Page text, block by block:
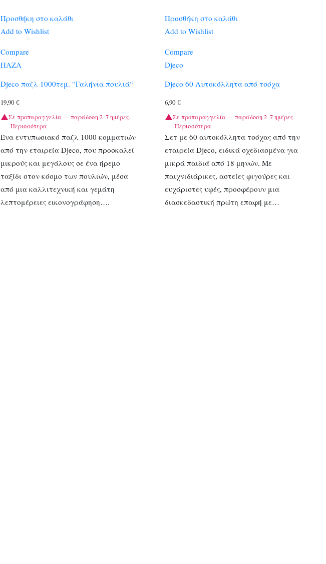
Προσθήκη στο καλάθι
Add to Wishlist
Compare
ΠΑΖΛ
Djeco παζλ 1000τεμ. “Γαλήνια πουλιά“
19,90 €
Σε προπαραγγελία — παράδοση 2–7 ημέρες.
Περισσότερα
Ένα εντυπωσιακό παζλ 1000 κομματιών
από την εταιρεία Djeco, που προσκαλεί
μικρούς και μεγάλους σε ένα ήρεμο
ταξίδι στον κόσμο των πουλιών, μέσα
από μια καλλιτεχνική και γεμάτη
λεπτομέρειες εικονογράφηση….
Προσθήκη στο καλάθι
Add to Wishlist
Compare
Djeco
Djeco 60 Αυτοκόλλητα από τσόχα
6,90 €
Σε προπαραγγελία — παράδοση 2–7 ημέρες.
Περισσότερα
Σετ με 60 αυτοκόλλητα τσόχας από την
εταιρεία Djeco, ειδικά σχεδιασμένα για
μικρά παιδιά από 18 μηνών. Με
παιχνιδιάρικες, αστείες φιγούρες και
ευχάριστες υφές, προσφέρουν μια
διασκεδαστική πρώτη επαφή με…